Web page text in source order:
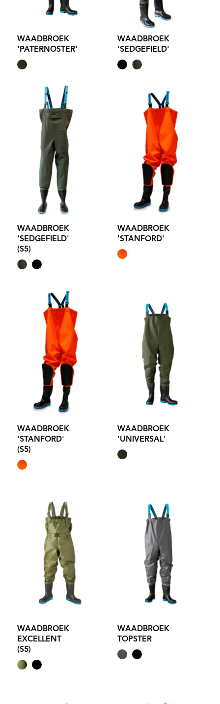
WAADBROEK
'PATERNOSTER'
WAADBROEK
'SEDGEFIELD'
WAADBROEK
'SEDGEFIELD'
(S5)
WAADBROEK
'STANFORD'
WAADBROEK
'STANFORD'
(S5)
WAADBROEK
'UNIVERSAL'
WAADBROEK
EXCELLENT
(S5)
WAADBROEK
TOPSTER